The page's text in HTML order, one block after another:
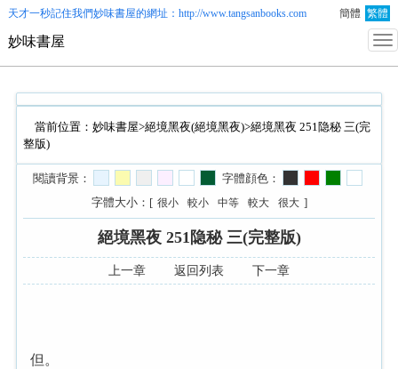
天才一秒記住我們妙味書屋的網址：http://www.tangsanbooks.com 簡體 繁體
妙味書屋
當前位置： 妙味書屋>絕境黑夜(絕境黑夜)>絕境黑夜 251隐秘 三(完
整版)
閱讀背景：
字體顔色：
字體大小：[ 很小 較小 中等 較大 很大 ]
絕境黑夜 251隐秘 三(完整版)
上一章 返回列表 下一章
但。